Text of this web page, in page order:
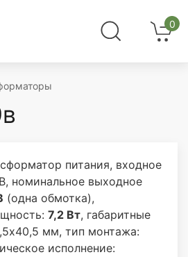
0
питания, входное
номинальное выходное
(одна обмотка),
7,2 Вт, габаритные
мм, тип монтажа:
исполнение: